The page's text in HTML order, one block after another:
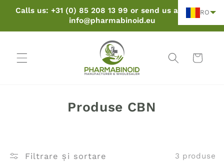
Sari la
Calls us: +31 (0) 85 208 13 99 or send us an email:
info@pharmabinoid.eu
Coș
C
e
Produse CBN
Filtrare și sortare 3 produse
RO